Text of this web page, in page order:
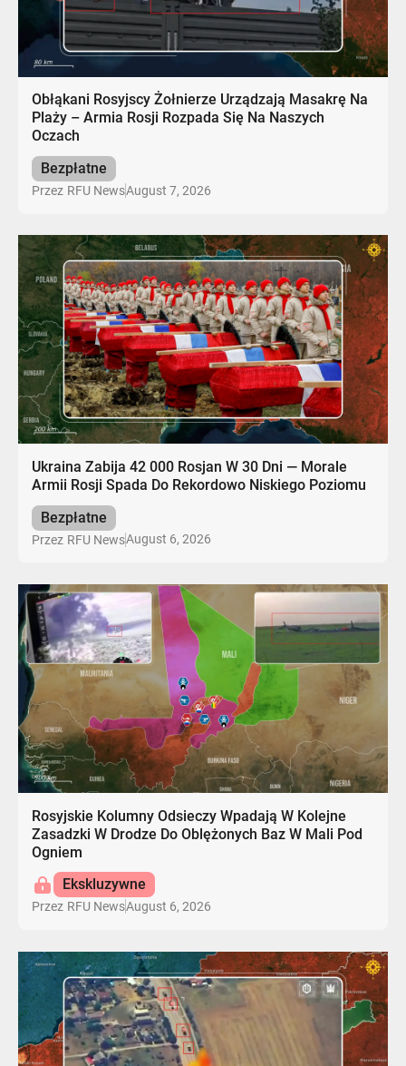
Obłąkani Rosyjscy Żołnierze Urządzają Masakrę Na
Plaży – Armia Rosji Rozpada Się Na Naszych
Oczach
Bezpłatne
Przez RFU NewsAugust 7, 2026
Ukraina Zabija 42 000 Rosjan W 30 Dni — Morale
Armii Rosji Spada Do Rekordowo Niskiego Poziomu
Bezpłatne
Przez RFU NewsAugust 6, 2026
Rosyjskie Kolumny Odsieczy Wpadają W Kolejne
Zasadzki W Drodze Do Oblężonych Baz W Mali Pod
Ogniem
Ekskluzywne
Przez RFU NewsAugust 6, 2026